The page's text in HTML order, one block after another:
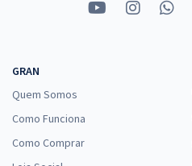
GRAN
Quem Somos
Como Funciona
Como Comprar